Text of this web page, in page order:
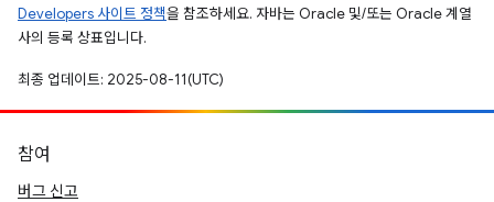
Developers 사이트 정책을 참조하세요. 자바는 Oracle 및/또는 Oracle 계열
사의 등록 상표입니다.
최종 업데이트: 2025-08-11(UTC)
참여
버그 신고